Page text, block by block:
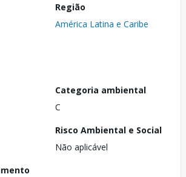
Região
América Latina e Caribe
Categoria ambiental
C
Risco Ambiental e Social
Não aplicável